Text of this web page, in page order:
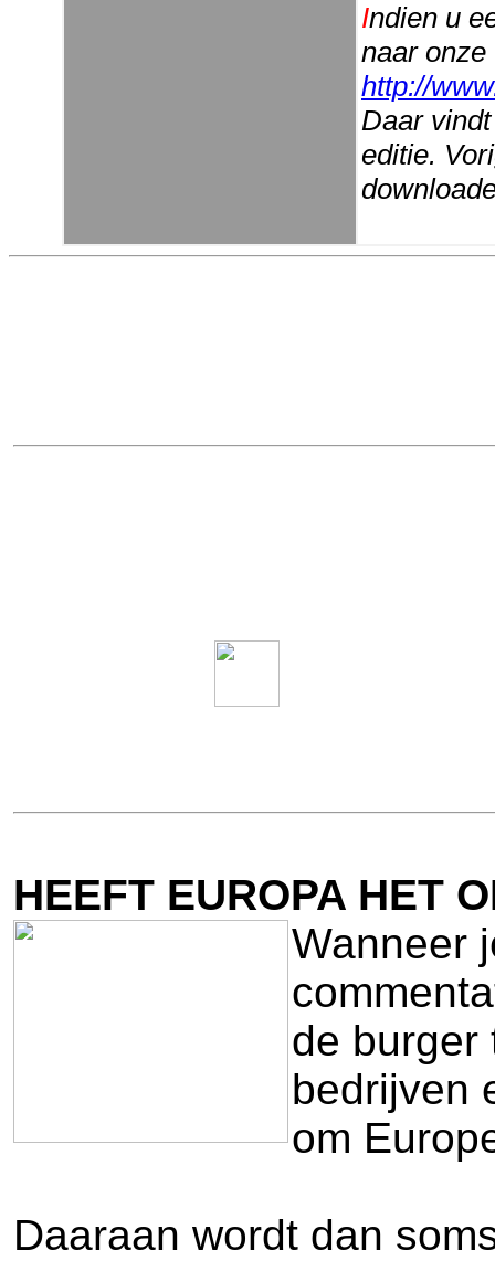
Indien u
naar
http://
Daar
editie.
HEEFT EUROPA HET
Wanneer
de burger
bedrijven
om
Daaraan wordt dan